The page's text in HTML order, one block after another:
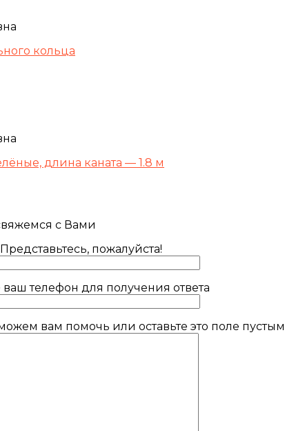
кольца
длина каната — 1.8 м
с Вами
Представьтесь, пожалуйста!
телефон для получения ответа
вам помочь или оставьте это поле пустым